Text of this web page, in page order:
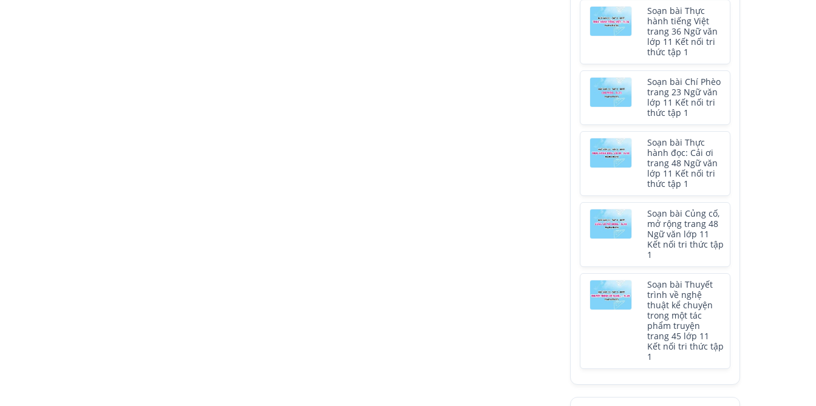
Soạn bài Thực
hành tiếng Việt
trang 36 Ngữ văn
lớp 11 Kết nối tri
thức tập 1
Soạn bài Chí Phèo
trang 23 Ngữ văn
lớp 11 Kết nối tri
thức tập 1
Soạn bài Thực
hành đọc: Cải ơi
trang 48 Ngữ văn
lớp 11 Kết nối tri
thức tập 1
Soạn bài Củng cố,
mở rộng trang 48
Ngữ văn lớp 11
Kết nối tri thức tập
1
Soạn bài Thuyết
trình về nghệ
thuật kể chuyện
trong một tác
phẩm truyện
trang 45 lớp 11
Kết nối tri thức tập
1